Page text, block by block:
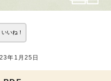
いいね！
年1月25日